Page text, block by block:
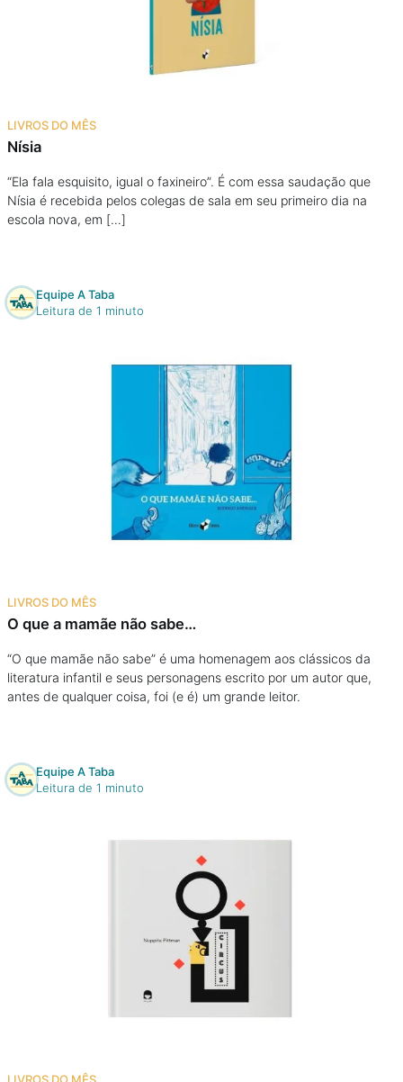
LIVROS DO MÊS
Nísia
“Ela fala esquisito, igual o faxineiro”. É com essa saudação que
Nísia é recebida pelos colegas de sala em seu primeiro dia na
escola nova, em […]
Equipe A Taba
Leitura de 1 minuto
LIVROS DO MÊS
O que a mamãe não sabe…
“O que mamãe não sabe” é uma homenagem aos clássicos da
literatura infantil e seus personagens escrito por um autor que,
antes de qualquer coisa, foi (e é) um grande leitor.
Equipe A Taba
Leitura de 1 minuto
LIVROS DO MÊS